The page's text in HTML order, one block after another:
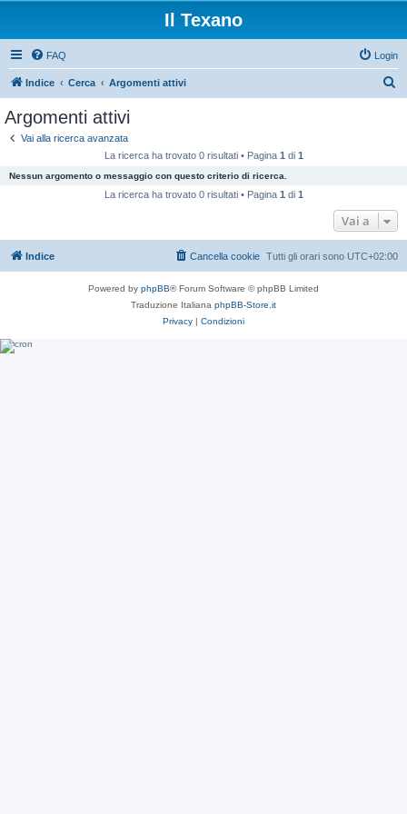
Il Texano
FAQ Login
Indice Cerca Argomenti attivi
Argomenti attivi
Vai alla ricerca avanzata
La ricerca ha trovato 0 risultati • Pagina 1 di 1
Nessun argomento o messaggio con questo criterio di ricerca.
La ricerca ha trovato 0 risultati • Pagina 1 di 1
Vai a
Indice Tutti gli orari sono UTC+02:00
Cancella cookie
Powered by phpBB® Forum Software © phpBB Limited
Traduzione Italiana phpBB-Store.it
Privacy | Condizioni